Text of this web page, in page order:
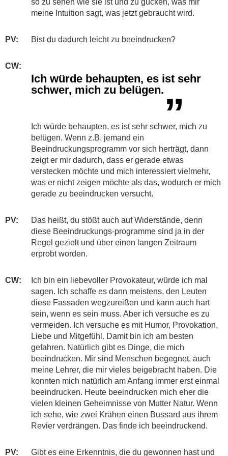
so zu sehen wie sie ist und zu gucken, was mir
meine Intuition sagt, was jetzt gebraucht wird.
PV: ​​Bist du dadurch leicht zu beeindrucken?
CW:
Ich würde behaupten, es ist sehr
schwer, mich zu belügen.”
Ich würde behaupten, es ist sehr schwer, mich zu
belügen. Wenn z.B. jemand ein
Beeindruckungsprogramm vor sich herträgt, dann
zeigt er mir dadurch, dass er gerade etwas
verstecken möchte und mich interessiert vielmehr,
was er nicht zeigen möchte als das, wodurch er mich
gerade zu beeindrucken versucht.
PV:
​​​Das heißt, du stößt auch auf Widerstände, denn
diese Beeindruckungs-programme sind ja in der
Regel gezielt und über einen langen Zeitraum
erprobt worden.
CW:
​​​Ich bin ein liebevoller Provokateur, würde ich mal
sagen. Ich schaffe es dann meistens, den Leuten
diese Fassaden wegzureißen und kann auch hart
sein, wenn es sein muss. Aber ich versuche es zu
vermeiden. Ich versuche es mit Humor, Provokation,
Liebe und Mitgefühl. Damit bin ich am besten
gefahren. Natürlich gibt es Dinge, die mich
beeindrucken. Mir sind Menschen begegnet, auch
meine Lehrer, die mir vieles beigebracht haben. Die
konnten mich natürlich am Anfang immer erst einmal
beeindrucken. Heute beeindrucken mich eher die
vielen kleinen Geheimnisse von Mutter Natur. Wenn
ich sehe, wie zwei Krähen einen Bussard aus ihrem
Revier verdrängen. Das finde ich beeindruckend.
PV: ​Gibt es eine Erkenntnis, die du gewonnen hast und